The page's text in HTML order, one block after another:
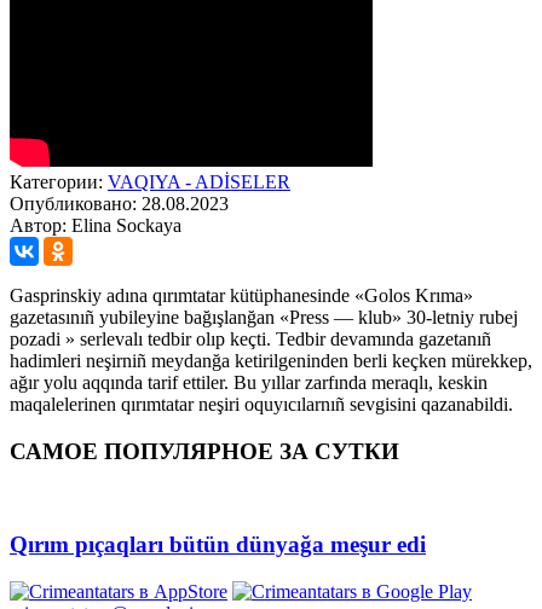
Категории: VAQIYA - ADİSELER
Опубликовано: 28.08.2023
Автор: Elina Sockaya
Gasprinskiy adına qırımtatar kütüphanesinde «Golos Krıma»
gazetasınıñ yubileyine bağışlanğan «Press — klub» 30-letniy rubej
pozadi » serlevalı tedbir olıp keçti. Tedbir devamında gazetanıñ
hadimleri neşirniñ meydanğa ketirilgeninden berli keçken mürekkep,
ağır yolu aqqında tarif ettiler. Bu yıllar zarfında meraqlı, keskin
maqalelerinen qırımtatar neşiri oquyıcılarnıñ sevgisini qazanabildi.
САМОЕ ПОПУЛЯРНОЕ ЗА СУТКИ
Qırım pıçaqları bütün dünyağa meşur edi